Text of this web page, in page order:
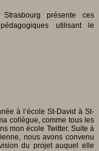
présente ces
utilisant le
à l’école St-David à St-
collègue, comme tous les
mon école Twitter. Suite à
nous avons convenu
du projet auquel elle